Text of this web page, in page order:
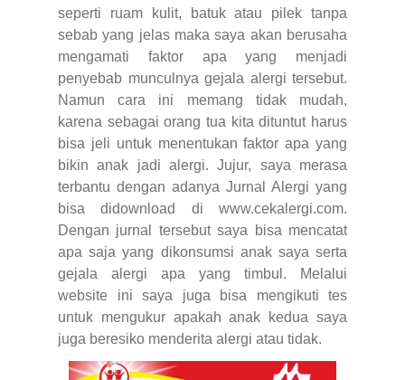
seperti ruam kulit, batuk atau pilek tanpa
sebab yang jelas maka saya akan berusaha
mengamati faktor apa yang menjadi
penyebab munculnya gejala alergi tersebut.
Namun cara ini memang tidak mudah,
karena sebagai orang tua kita dituntut harus
bisa jeli untuk menentukan faktor apa yang
bikin anak jadi alergi. Jujur, saya merasa
terbantu dengan adanya Jurnal Alergi yang
bisa didownload di www.cekalergi.com.
Dengan jurnal tersebut saya bisa mencatat
apa saja yang dikonsumsi anak saya serta
gejala alergi apa yang timbul. Melalui
website ini saya juga bisa mengikuti tes
untuk mengukur apakah anak kedua saya
juga beresiko menderita alergi atau tidak.